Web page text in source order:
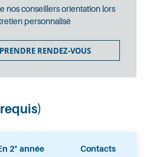
nos conseillers orientation lors
personnalisé
RENDEZ-VOUS
2e année Contacts